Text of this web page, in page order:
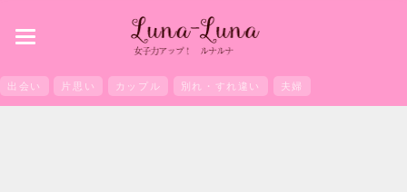
toggle
出会い 片思い カップル 別れ・すれ違い 夫婦